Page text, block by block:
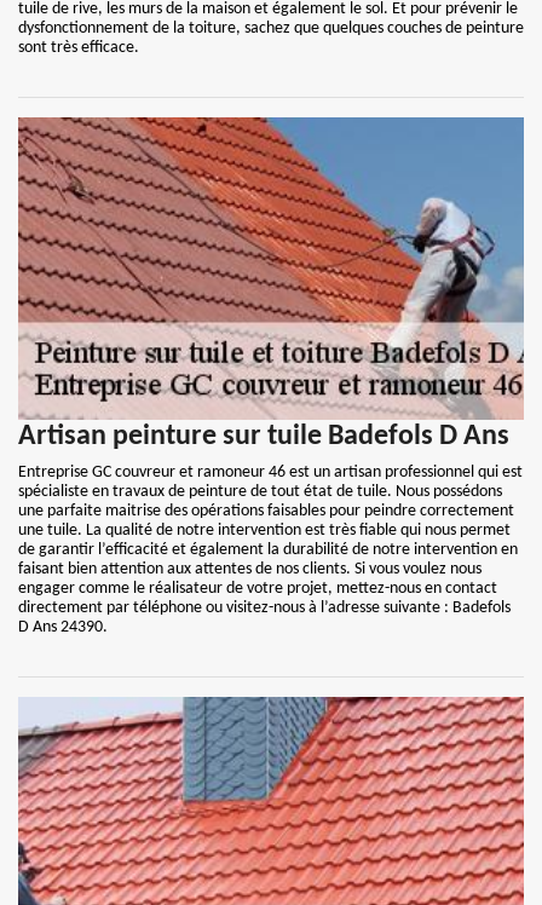
tuile de rive, les murs de la maison et également le sol. Et pour prévenir le
dysfonctionnement de la toiture, sachez que quelques couches de peinture
sont très efficace.
Artisan peinture sur tuile Badefols D Ans
Entreprise GC couvreur et ramoneur 46 est un artisan professionnel qui est
spécialiste en travaux de peinture de tout état de tuile. Nous possédons
une parfaite maitrise des opérations faisables pour peindre correctement
une tuile. La qualité de notre intervention est très fiable qui nous permet
de garantir l’efficacité et également la durabilité de notre intervention en
faisant bien attention aux attentes de nos clients. Si vous voulez nous
engager comme le réalisateur de votre projet, mettez-nous en contact
directement par téléphone ou visitez-nous à l’adresse suivante : Badefols
D Ans 24390.